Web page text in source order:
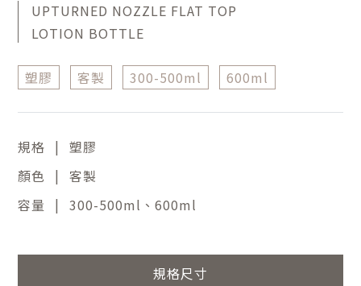
UPTURNED NOZZLE FLAT TOP
LOTION BOTTLE
塑膠 客製 300-500ml 600ml
規格 | 塑膠
顏色 | 客製
容量
| 300-500ml、600ml
規格尺寸